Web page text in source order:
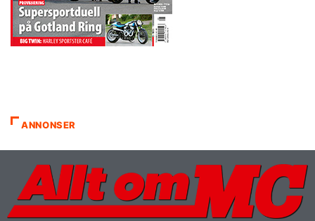
ANNONSER